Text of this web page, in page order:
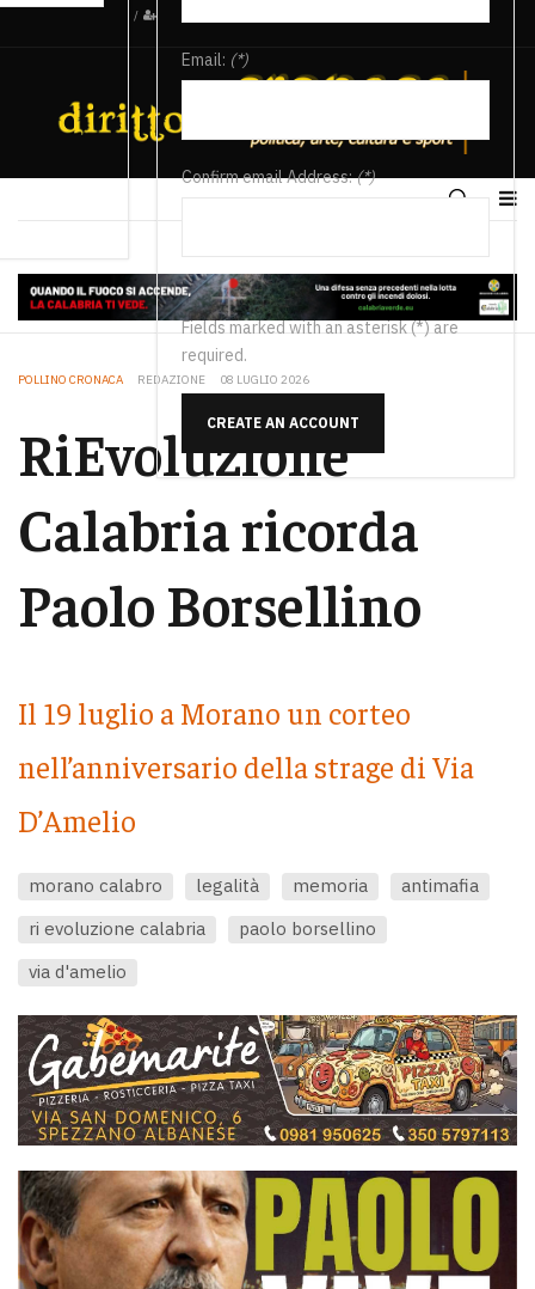
/
Email: (*)
Confirm email Address:(*)
Fields marked with an asterisk (*) are
required.
CREATE AN ACCOUNT
POLLINO CRONACA REDAZIONE 08 LUGLIO 2026
RiEvoluzione
Calabria ricorda
Paolo Borsellino
Il 19 luglio a Morano un corteo
nell’anniversario della strage di Via
D’Amelio
morano calabro legalità memoria
antimafia
ri evoluzione calabria
paolo borsellino
via d'amelio